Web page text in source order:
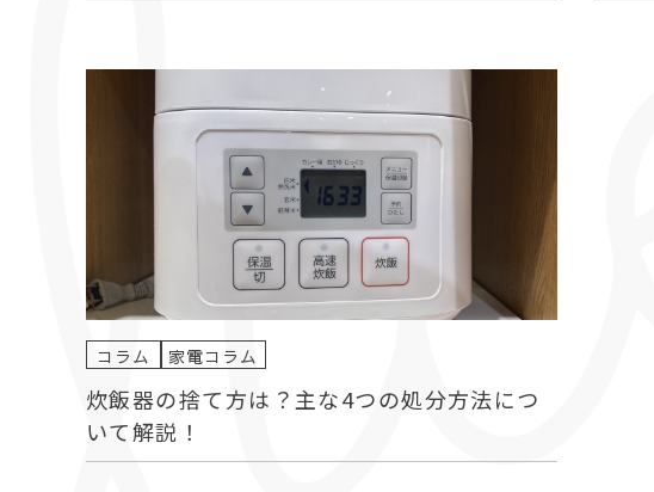
コラム 家電コラム
炊飯器の捨て方は？主な4つの処分方法につ
いて解説！